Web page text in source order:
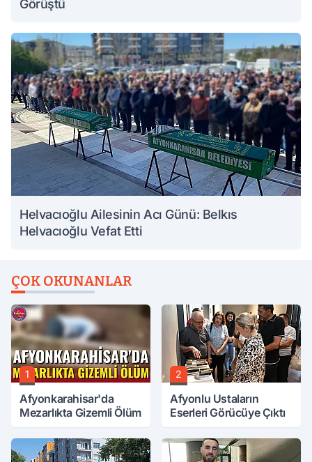
Görüştü
Helvacıoğlu Ailesinin Acı Günü: Belkıs
Helvacıoğlu Vefat Etti
ÇOK OKUNANLAR
1
Afyonkarahisar'da
Mezarlıkta Gizemli Ölüm
2
Afyonlu Ustaların
Eserleri Görücüye Çıktı